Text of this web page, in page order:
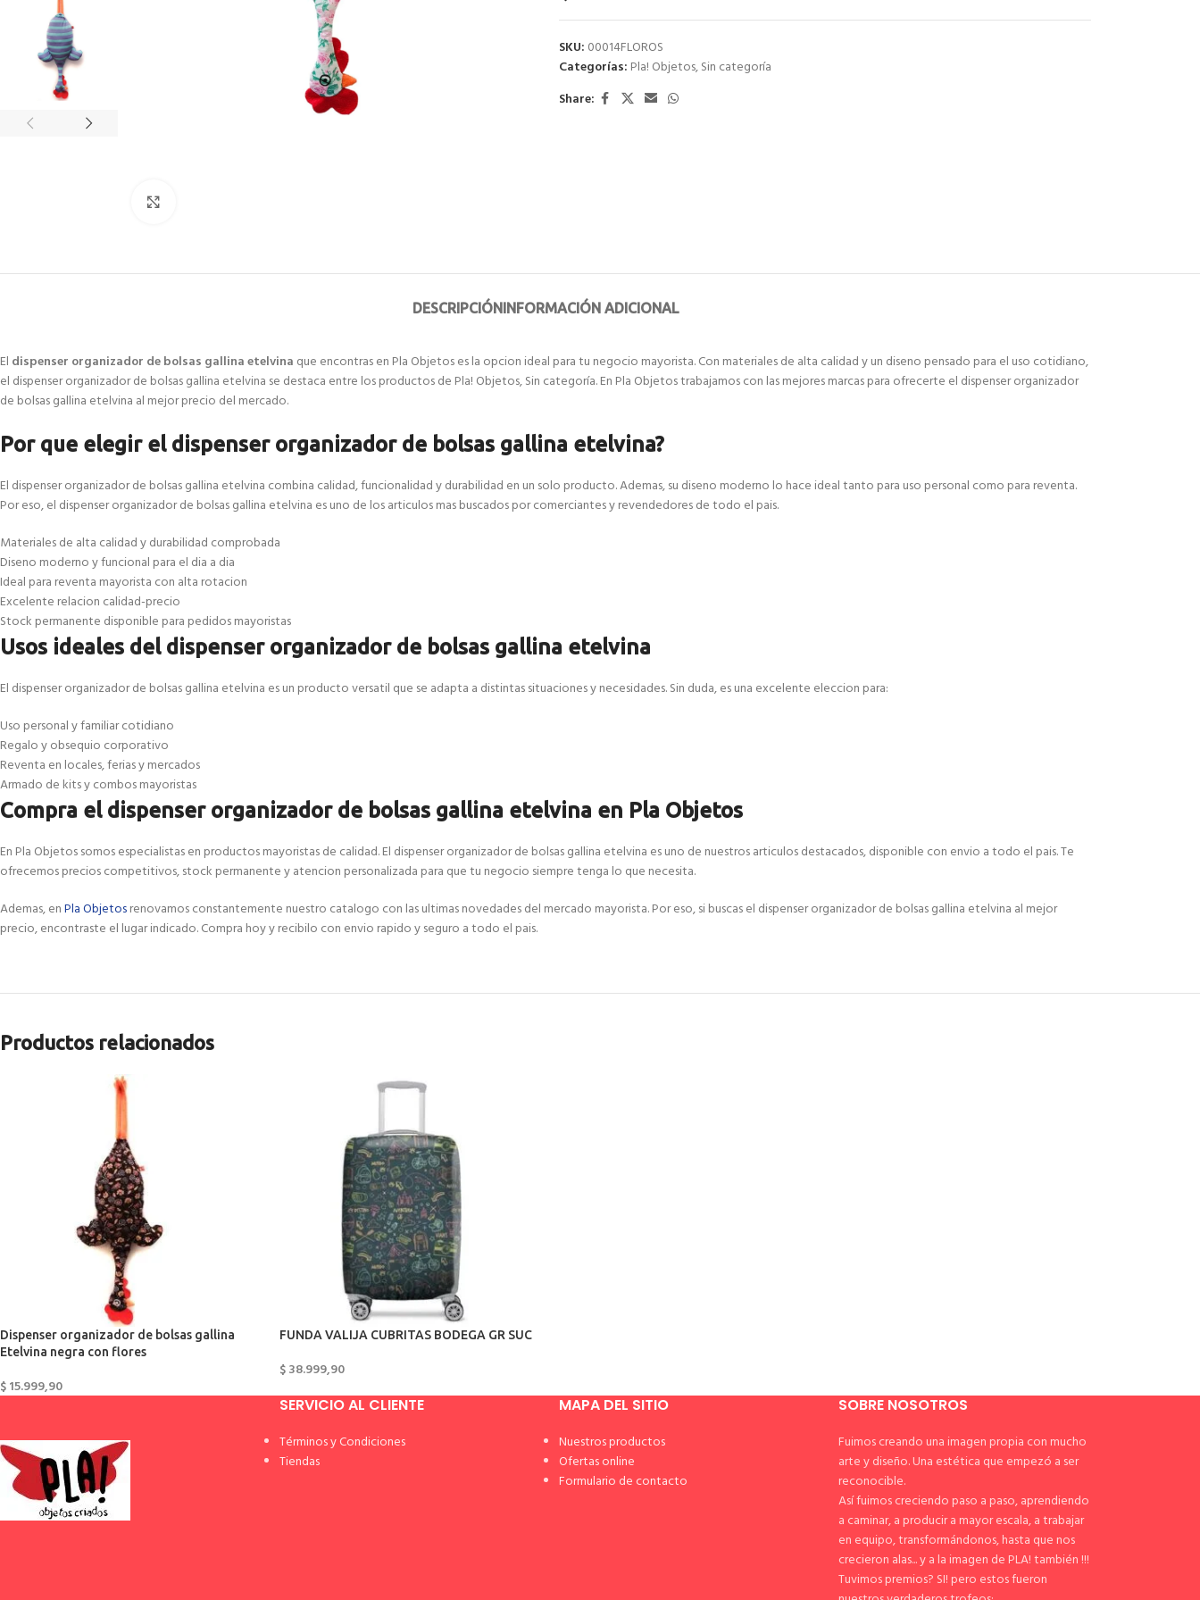
SKU: 00014FLOROS
Categorías: Pla! Objetos,Sin categoría
Share:
DESCRIPCIÓN INFORMACIÓN ADICIONAL
El dispenser organizador de bolsas gallina etelvina que encontras en Pla Objetos es la opcion ideal para tu negocio mayorista. Con materiales de alta calidad y un diseno pensado para el uso cotidiano,
el dispenser organizador de bolsas gallina etelvina se destaca entre los productos de Pla! Objetos, Sin categoría. En Pla Objetos trabajamos con las mejores marcas para ofrecerte el dispenser organizador
de bolsas gallina etelvina al mejor precio del mercado.
Por que elegir el dispenser organizador de bolsas gallina etelvina?
El dispenser organizador de bolsas gallina etelvina combina calidad, funcionalidad y durabilidad en un solo producto. Ademas, su diseno moderno lo hace ideal tanto para uso personal como para reventa.
Por eso, el dispenser organizador de bolsas gallina etelvina es uno de los articulos mas buscados por comerciantes y revendedores de todo el pais.
Materiales de alta calidad y durabilidad comprobada
Diseno moderno y funcional para el dia a dia
Ideal para reventa mayorista con alta rotacion
Excelente relacion calidad-precio
Stock permanente disponible para pedidos mayoristas
Usos ideales del dispenser organizador de bolsas gallina etelvina
El dispenser organizador de bolsas gallina etelvina es un producto versatil que se adapta a distintas situaciones y necesidades. Sin duda, es una excelente eleccion para:
Uso personal y familiar cotidiano
Regalo y obsequio corporativo
Reventa en locales, ferias y mercados
Armado de kits y combos mayoristas
Compra el dispenser organizador de bolsas gallina etelvina en Pla Objetos
En Pla Objetos somos especialistas en productos mayoristas de calidad. El dispenser organizador de bolsas gallina etelvina es uno de nuestros articulos destacados, disponible con envio a todo el pais. Te
ofrecemos precios competitivos, stock permanente y atencion personalizada para que tu negocio siempre tenga lo que necesita.
Ademas, enPla Objetosrenovamos constantemente nuestro catalogo con las ultimas novedades del mercado mayorista. Por eso, si buscas el dispenser organizador de bolsas gallina etelvina al mejor
precio, encontraste el lugar indicado. Compra hoy y recibilo con envio rapido y seguro a todo el pais.
Productos relacionados
Dispenser organizador de bolsas gallina
Etelvina negra con flores
$15.999,90
FUNDA VALIJA CUBRITAS BODEGA GR SUC
$38.999,90
SERVICIO AL CLIENTE
Términos y Condiciones
Tiendas
MAPA DEL SITIO
Nuestros productos
Ofertas online
Formulario de contacto
SOBRE NOSOTROS
Fuimos creando una imagen propia con mucho
arte y diseño. Una estética que empezó a ser
reconocible.
Así fuimos creciendo paso a paso, aprendiendo
a caminar, a producir a mayor escala, a trabajar
en equipo, transformándonos, hasta que nos
crecieron alas... y a la imagen de PLA! también !!!
Tuvimos premios? SI! pero estos fueron